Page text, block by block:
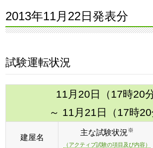
2013年11月22日発表分
試験運転状況
11月20日（17時20分
～ 11月21日（17時20
建屋名
主な試験状況※
（アクティブ試験の項目及び内容）